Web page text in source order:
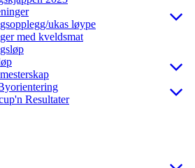
ukas løype
med kveldsmat
Resultater